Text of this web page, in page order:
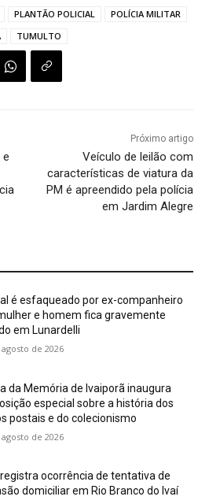
PLANTÃO POLICIAL
POLÍCIA MILITAR
TUMULTO
Próximo artigo
Veículo de leilão com
características de viatura da
PM é apreendido pela polícia
em Jardim Alegre
é esfaqueado por ex-companheiro
e homem fica gravemente
em Lunardelli
de 2026
da Memória de Ivaiporã inaugura
especial sobre a história dos
postais e do colecionismo
de 2026
registra ocorrência de tentativa de
domiciliar em Rio Branco do Ivaí